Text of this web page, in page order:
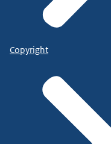
Copyright